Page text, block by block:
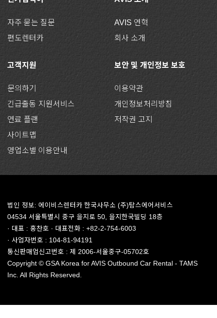
자주 묻는 질문
편도렌터카
AVIS 연혁
회사 소개
고객지원
문의하기
긴급출동 지원서비스
연료 플랜
사이트맵
영업소별 이용안내
보안 및 개인정보 보호
이용약관
개인정보처리방침
저작권 고지
법인 정보: 에이비스렌터카 한국사무소 (주)탐스에어서비스
04534 서울특별시 중구 을지로 50, 을지한국빌딩 18층
· 대표 : 홍찬호 · 대표전화 : +82-2-754-6003
· 사업자번호 : 104-81-94191
통신판매업신고번호 : 제 2006-서울중구-05702호
Copyright © GSA Korea for AVIS Outbound Car Rental - TAMS
Inc. All Rights Reserved.